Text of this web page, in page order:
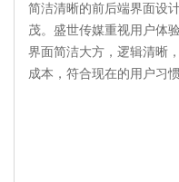
简洁清晰的前后端界面设
茂。盛世传媒重视用户体
界面简洁大方，逻辑清晰
成本，符合现在的用户习惯